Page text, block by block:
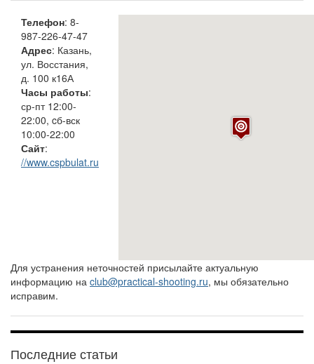
Телефон: 8-
987-226-47-47
Адрес: Казань,
ул. Восстания,
д. 100 к16А
Часы работы:
ср-пт 12:00-
22:00, cб-вск
10:00-22:00
Сайт:
//www.cspbulat.ru
Для устранения неточностей присылайте актуальную
информацию на club@practical-shooting.ru, мы обязательно
исправим.
Последние статьи